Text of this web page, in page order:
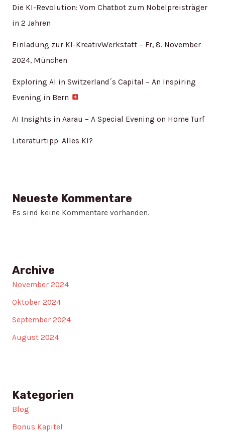
Die KI-Revolution: Vom Chatbot zum Nobelpreisträger
in 2 Jahren
Einladung zur KI-KreativWerkstatt – Fr, 8. November
2024, München
Exploring AI in Switzerland´s Capital – An Inspiring
Evening in Bern
AI Insights in Aarau – A Special Evening on Home Turf
Literaturtipp: Alles KI?
Neueste Kommentare
Es sind keine Kommentare vorhanden.
Archive
November 2024
Oktober 2024
September 2024
August 2024
Kategorien
Blog
Bonus Kapitel